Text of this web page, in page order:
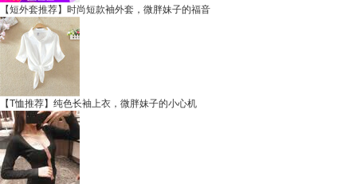
【短外套推荐】时尚短款袖外套，微胖妹子的福音
【T恤推荐】纯色长袖上衣，微胖妹子的小心机